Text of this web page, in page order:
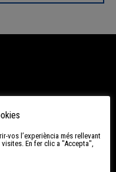
vos l’experiència més rellevant
En fer clic a "Accepta",